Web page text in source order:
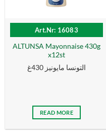
Art.Nr: 16083
ALTUNSA Mayonnaise 430g
x12st
التونسا مايونيز 430غ
READ MORE